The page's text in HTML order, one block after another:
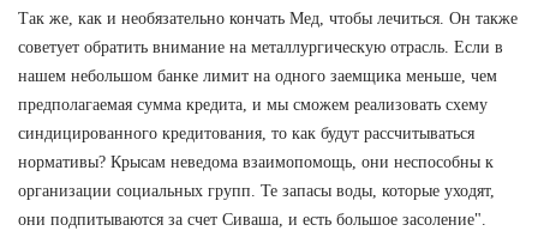
Так же, как и необязательно кончать Мед, чтобы лечиться. Он также
советует обратить внимание на металлургическую отрасль. Если в
нашем небольшом банке лимит на одного заемщика меньше, чем
предполагаемая сумма кредита, и мы сможем реализовать схему
синдицированного кредитования, то как будут рассчитываться
нормативы? Крысам неведома взаимопомощь, они неспособны к
организации социальных групп. Те запасы воды, которые уходят,
они подпитываются за счет Сиваша, и есть большое засоление".